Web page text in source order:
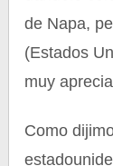
de Napa,
(Estados
muy
Como